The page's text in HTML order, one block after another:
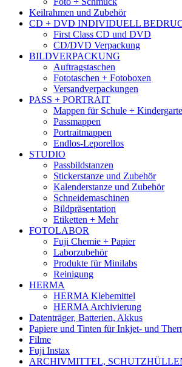
Keilrahmen und Zubehör
CD + DVD INDIVIDUELL
First Class CD und DVD
CD/DVD Verpackung
BILDVERPACKUNG
Auftragstaschen
Fototaschen + Fotoboxen
Versandverpackungen
PASS + PORTRAIT
Mappen für Schule +
Passmappen
Portraitmappen
Endlos-Leporellos
STUDIO
Passbildstanzen
Stickerstanze und Zubehör
Kalenderstanze und Zubehör
Schneidemaschinen
Bildpräsentation
Etiketten + Mehr
FOTOLABOR
Fuji Chemie + Papier
Laborzubehör
Produkte für Minilabs
Reinigung
HERMA
HERMA Klebemittel
HERMA Archivierung
Datenträger, Batterien, Akkus
Papiere und Tinten für Inkjet- und
Filme
Fuji Instax
ARCHIVMITTEL,